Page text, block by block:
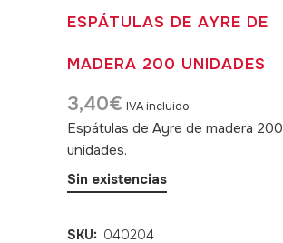
ESPÁTULAS DE AYRE DE
MADERA 200 UNIDADES
3,40€ IVA incluido
Espátulas de Ayre de madera 200
unidades.
Sin existencias
SKU: 040204